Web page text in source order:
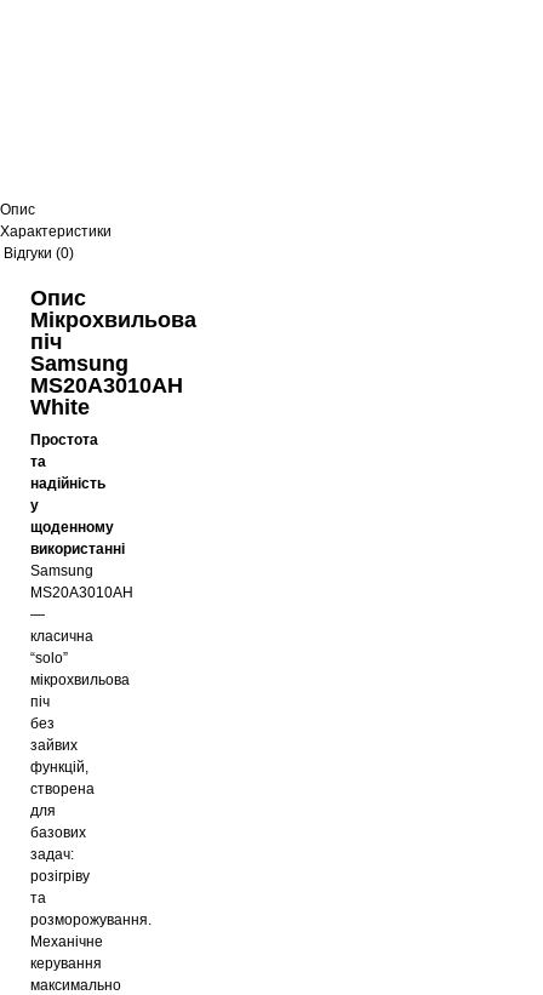
Опис
Характеристики
Відгуки (0)
Опис
Мікрохвильова
піч
Samsung
MS20A3010AH
White
Простота
та
надійність
у
щоденному
використанні
Samsung
MS20A3010AH
—
класична
“solo”
мікрохвильова
піч
без
зайвих
функцій,
створена
для
базових
задач:
розігріву
та
розморожування.
Механічне
керування
максимально